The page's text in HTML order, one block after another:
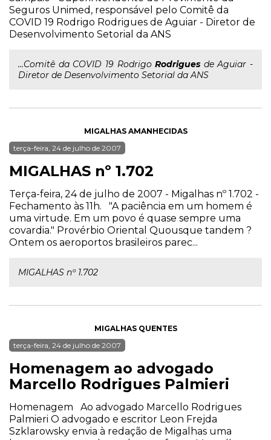
Seguros Unimed, responsável pelo Comitê da
COVID 19 Rodrigo Rodrigues de Aguiar - Diretor de
Desenvolvimento Setorial da ANS
...Comitê da COVID 19 RodrigoRodrigues de Aguiar -
Diretor de Desenvolvimento Setorial da ANS
MIGALHAS AMANHECIDAS
terça-feira, 24 de julho de 2007
MIGALHAS nº 1.702
Terça-feira, 24 de julho de 2007 - Migalhas nº 1.702 -
Fechamento às 11h. "A paciência em um homem é
uma virtude. Em um povo é quase sempre uma
covardia." Provérbio Oriental Quousque tandem ?
Ontem os aeroportos brasileiros parec...
MIGALHAS nº 1.702
MIGALHAS QUENTES
terça-feira, 24 de julho de 2007
Homenagem ao advogado
Marcello Rodrigues Palmieri
Homenagem Ao advogado Marcello Rodrigues
Palmieri O advogado e escritor Leon Frejda
Szklarowsky envia à redação de Migalhas uma